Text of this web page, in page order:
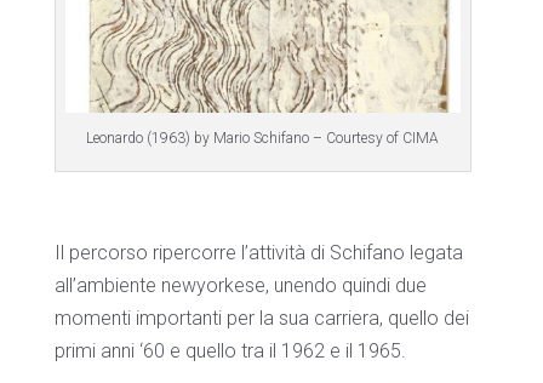
Leonardo (1963) by Mario Schifano – Courtesy of CIMA
Il percorso ripercorre l’attività di Schifano legata
all’ambiente newyorkese, unendo quindi due
momenti importanti per la sua carriera, quello dei
primi anni ‘60 e quello tra il 1962 e il 1965.